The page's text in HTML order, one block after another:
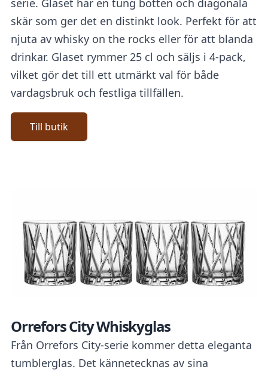
serie. Glaset har en tung botten och diagonala
skär som ger det en distinkt look. Perfekt för att
njuta av whisky on the rocks eller för att blanda
drinkar. Glaset rymmer 25 cl och säljs i 4-pack,
vilket gör det till ett utmärkt val för både
vardagsbruk och festliga tillfällen.
Till butik
Orrefors City Whiskyglas
Från Orrefors City-serie kommer detta eleganta
tumblerglas. Det kännetecknas av sina